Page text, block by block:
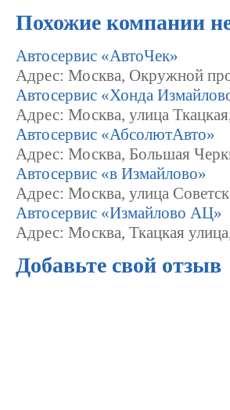
Похожие компании
Автосервис «АвтоЧек»
Адрес: Москва, Окружной
Автосервис «Хонда
Адрес: Москва, улица
Автосервис «АбсолютАвто»
Адрес: Москва, Большая
Автосервис «в Измайлово»
Адрес: Москва, улица
Автосервис «Измайлово АЦ»
Адрес: Москва, Ткацкая
Добавьте свой отзыв